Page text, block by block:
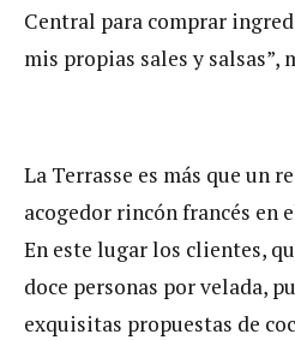
Central para comprar
mis propias sales y salsas”,
La Terrasse es más que un
acogedor rincón francés en
En este lugar los clientes,
doce personas por velada,
exquisitas propuestas de